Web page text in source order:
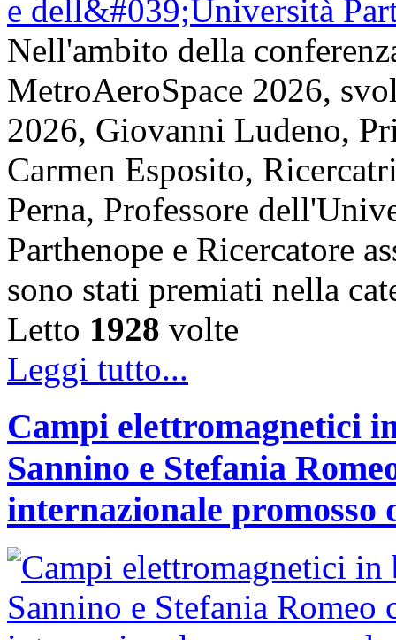
Nell'ambito della
MetroAeroSpace 2026,
2026, Giovanni Ludeno,
Carmen Esposito,
Perna, Professore
Parthenope e Ricercatore
sono stati premiati nella
Letto 1928 volte
Leggi tutto...
Campi elettromagnetici
Sannino e Stefania
internazionale promosso